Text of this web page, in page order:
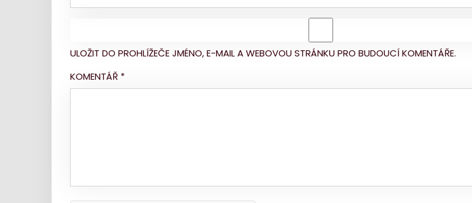
ULOŽIT DO PROHLÍŽEČE JMÉNO, E-MAIL A WEBOVOU STRÁNKU PRO BUDOUCÍ KOMENTÁŘE.
KOMENTÁŘ *